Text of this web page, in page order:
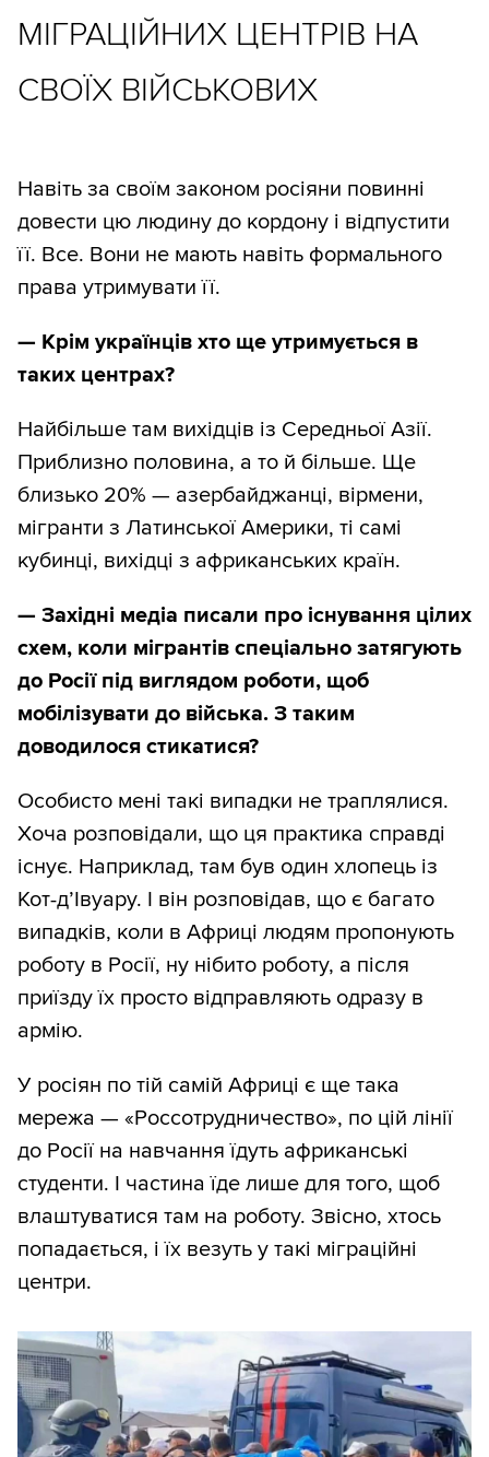
МІГРАЦІЙНИХ ЦЕНТРІВ НА
СВОЇХ ВІЙСЬКОВИХ
Навіть за своїм законом росіяни повинні
довести цю людину до кордону і відпустити
її. Все. Вони не мають навіть формального
права утримувати її.
— Крім українців хто ще утримується в
таких центрах?
Найбільше там вихідців із Середньої Азії.
Приблизно половина, а то й більше. Ще
близько 20% — азербайджанці, вірмени,
мігранти з Латинської Америки, ті самі
кубинці, вихідці з африканських країн.
— Західні медіа писали про існування цілих
схем, коли мігрантів спеціально затягують
до Росії під виглядом роботи, щоб
мобілізувати до війська. З таким
доводилося стикатися?
Особисто мені такі випадки не траплялися.
Хоча розповідали, що ця практика справді
існує. Наприклад, там був один хлопець із
Кот-д’Івуару. І він розповідав, що є багато
випадків, коли в Африці людям пропонують
роботу в Росії, ну нібито роботу, а після
приїзду їх просто відправляють одразу в
армію.
У росіян по тій самій Африці є ще така
мережа — «Россотрудничество», по цій лінії
до Росії на навчання їдуть африканські
студенти. І частина їде лише для того, щоб
влаштуватися там на роботу. Звісно, хтось
попадається, і їх везуть у такі міграційні
центри.